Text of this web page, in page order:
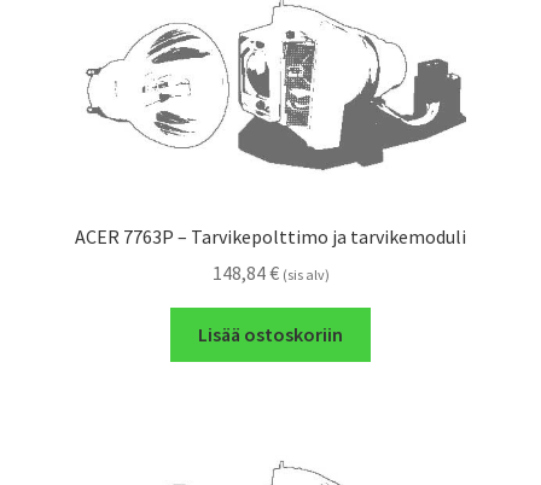
ACER 7763P – Tarvikepolttimo ja tarvikemoduli
148,84€ (sis alv)
Lisää ostoskoriin